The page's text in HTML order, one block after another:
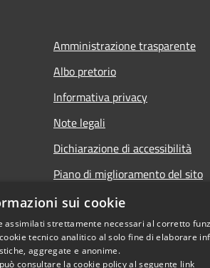
Amministrazione trasparente
Albo pretorio
Informativa privacy
Note legali
Dichiarazione di accessibilità
Piano di miglioramento del sito
sui cookie
assimilati strettamente necessari al corretto
tecnico analitico al solo fine di elaborare
aggregate e anonime.
consultare la cookie policy al seguente link